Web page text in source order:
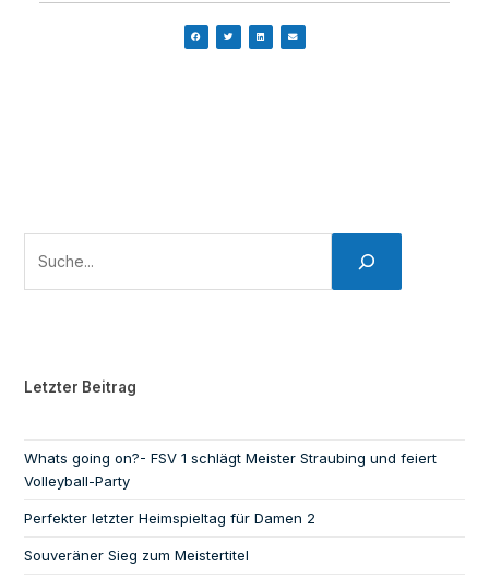
Letzter Beitrag
Whats going on?- FSV 1 schlägt Meister Straubing und feiert
Volleyball-Party
Perfekter letzter Heimspieltag für Damen 2
Souveräner Sieg zum Meistertitel